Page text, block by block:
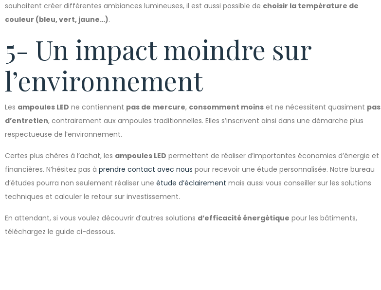
souhaitent créer différentes ambiances lumineuses, il est aussi possible de choisir la température de
couleur (bleu, vert, jaune…).
5- Un impact moindre sur
l’environnement
Les ampoules LED ne contiennent pas de mercure, consomment moins et ne nécessitent quasiment pas
d’entretien, contrairement aux ampoules traditionnelles. Elles s’inscrivent ainsi dans une démarche plus
respectueuse de l’environnement.
Certes plus chères à l’achat, les ampoules LED permettent de réaliser d’importantes économies d’énergie et
financières. N’hésitez pas à prendre contact avec nous pour recevoir une étude personnalisée. Notre bureau
d’études pourra non seulement réaliser une étude d’éclairement mais aussi vous conseiller sur les solutions
techniques et calculer le retour sur investissement.
En attendant, si vous voulez découvrir d’autres solutions d’efficacité énergétique pour les bâtiments,
téléchargez le guide ci-dessous.